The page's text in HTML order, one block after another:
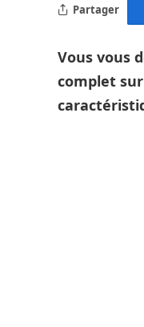
Partager
Vous vous
complet